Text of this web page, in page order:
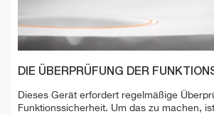
DIE ÜBERPRÜFUNG DER
Dieses Gerät erfordert regelmäßige
Funktionssicherheit. Um das zu machen,